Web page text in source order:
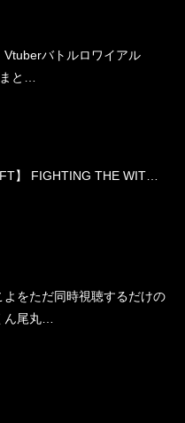
Vtuberバトルロワイアル
と…
】 FIGHTING THE WIT…
よをただ同時視聴するだけの
ん尾丸…